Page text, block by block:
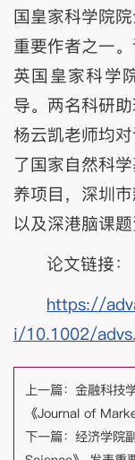
国皇家科学院
重要作者之一
英国皇家科学
导。两名科研
杨云凯老师均
了国家自然科
养项目，深圳
以及深港脑课题
论文链接：
https://
i/10.1002/
上一篇： 金融科技
《Journal of
下一篇： 经济学院